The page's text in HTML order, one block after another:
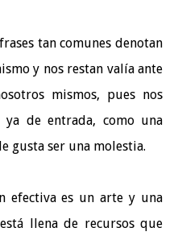
tan comunes denotan
y nos restan valía ante
mismos, pues nos
de entrada, como una
gusta ser una molestia.
efectiva es un arte y una
llena de recursos que